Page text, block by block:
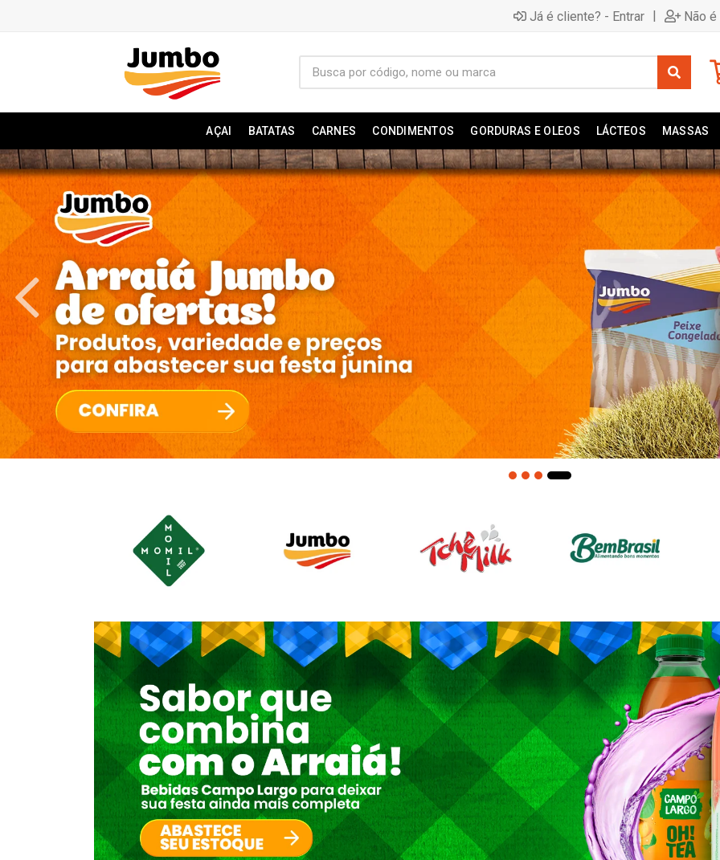
Já é cliente? - Entrar | Não
AÇAI BATATAS CARNES CONDIMENTOS GORDURAS E OLEOS LÁCTEOS MASSAS